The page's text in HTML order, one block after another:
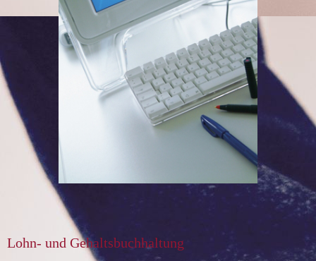
Lohn- und Gehaltsbuchhaltung